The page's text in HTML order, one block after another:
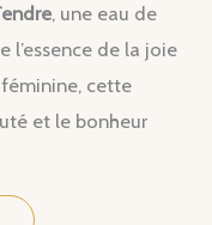
, une eau de
de la joie
cette
et le bonheur